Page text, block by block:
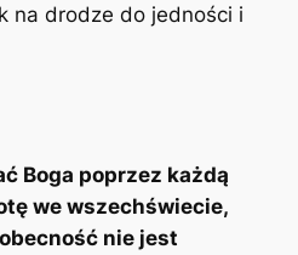
na drodze do jedności i
Boga poprzez każdą
we wszechświecie,
nie jest